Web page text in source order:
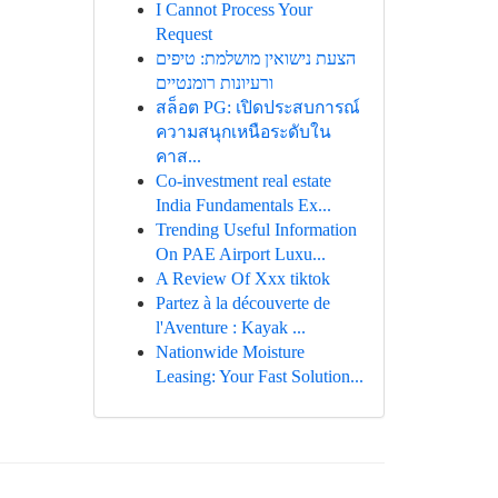
I Cannot Process Your
Request
הצעת נישואין מושלמת: טיפים
ורעיונות רומנטיים
สล็อต PG: เปิดประสบการณ์
ความสนุกเหนือระดับใน
คาส...
Co-investment real estate
India Fundamentals Ex...
Trending Useful Information
On PAE Airport Luxu...
A Review Of Xxx tiktok
Partez à la découverte de
l'Aventure : Kayak ...
Nationwide Moisture
Leasing: Your Fast Solution...